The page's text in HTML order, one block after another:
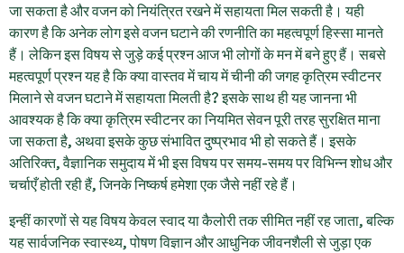
जा सकता है और वजन को नियंत्रित रखने में सहायता मिल सकती है। यही
कारण है कि अनेक लोग इसे वजन घटाने की रणनीति का महत्वपूर्ण हिस्सा मानते
हैं। लेकिन इस विषय से जुड़े कई प्रश्न आज भी लोगों के मन में बने हुए हैं। सबसे
महत्वपूर्ण प्रश्न यह है कि क्या वास्तव में चाय में चीनी की जगह कृत्रिम स्वीटनर
मिलाने से वजन घटाने में सहायता मिलती है? इसके साथ ही यह जानना भी
आवश्यक है कि क्या कृत्रिम स्वीटनर का नियमित सेवन पूरी तरह सुरक्षित माना
जा सकता है, अथवा इसके कुछ संभावित दुष्प्रभाव भी हो सकते हैं। इसके
अतिरिक्त, वैज्ञानिक समुदाय में भी इस विषय पर समय-समय पर विभिन्न शोध और
चर्चाएँ होती रही हैं, जिनके निष्कर्ष हमेशा एक जैसे नहीं रहे हैं।
इन्हीं कारणों से यह विषय केवल स्वाद या कैलोरी तक सीमित नहीं रह जाता, बल्कि
यह सार्वजनिक स्वास्थ्य, पोषण विज्ञान और आधुनिक जीवनशैली से जुड़ा एक